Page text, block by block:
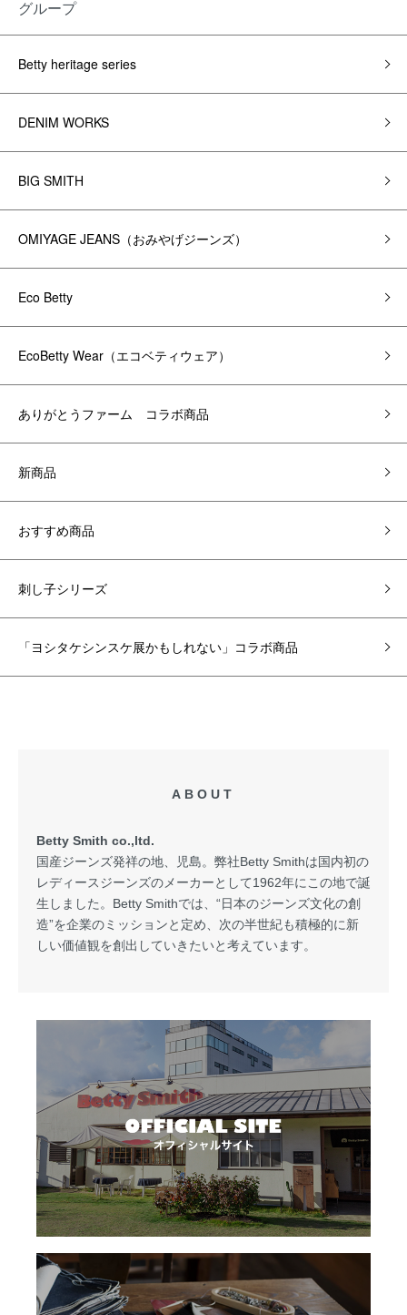
グループ
Betty heritage series
DENIM WORKS
BIG SMITH
OMIYAGE JEANS（おみやげジーンズ）
Eco Betty
EcoBetty Wear（エコベティウェア）
ありがとうファーム コラボ商品
新商品
おすすめ商品
刺し子シリーズ
「ヨシタケシンスケ展かもしれない」コラボ商品
ABOUT
Betty Smith co.,ltd.
国産ジーンズ発祥の地、児島。弊社Betty Smithは国内初の
レディースジーンズのメーカーとして1962年にこの地で誕
生しました。Betty Smithでは、“日本のジーンズ文化の創
造”を企業のミッションと定め、次の半世紀も積極的に新
しい価値観を創出していきたいと考えています。